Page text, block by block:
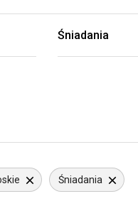
Śniadania
Śniadania